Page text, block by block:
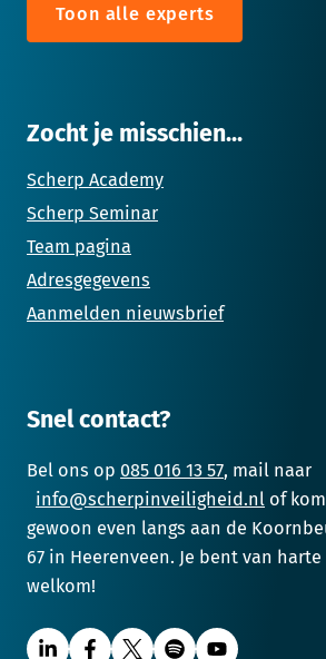
Toon alle experts
Zocht je misschien...
Scherp Academy
Scherp Seminar
Team pagina
Adresgegevens
Aanmelden nieuwsbrief
Snel contact?
Bel ons op 085 016 13 57, mail naar
info@scherpinveiligheid.nl of kom
gewoon even langs aan de
67 in Heerenveen. Je bent van harte
welkom!